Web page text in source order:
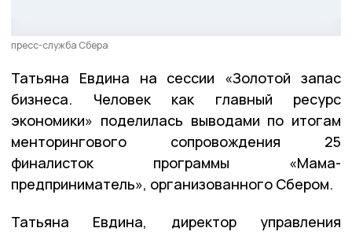
пресс-служба Сбера
Татьяна Евдина на сессии «Золотой запас
бизнеса. Человек как главный ресурс
экономики» поделилась выводами по итогам
менторингового сопровождения 25
финалисток программы «Мама-
предприниматель», организованного Сбером.
Татьяна Евдина, директор управления